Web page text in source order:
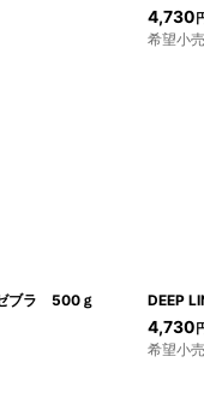
4,730
希望小
ブラ 500ｇ DEEP
4,730
希望小